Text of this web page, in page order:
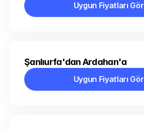
Uygun Fiyatları Gör
Uygun Fiyatları Gör
Şanlıurfa'dan Ardahan'a
Uygun Fiyatları Gör
Uygun Fiyatları Gör